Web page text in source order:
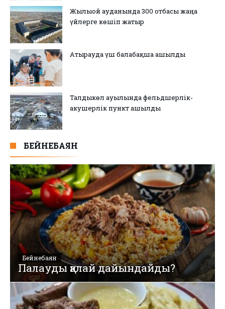
Жылыой ауданында 300 отбасы жаңа
үйлерге көшіп жатыр
Атырауда үш балабақша ашылды
Талдыкөл ауылында фельдшерлік-
акушерлік пункт ашылды
БЕЙНЕБАЯН
Бейнебаян
Палауды қалай дайындайды?